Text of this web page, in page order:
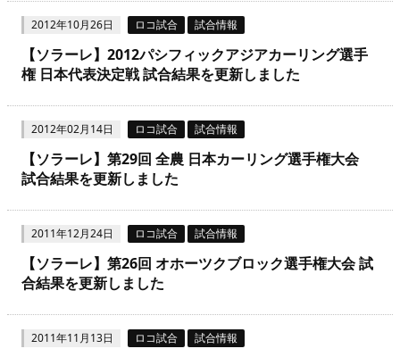
2012年10月26日 ロコ試合 試合情報
【ソラーレ】2012パシフィックアジアカーリング選手
権 日本代表決定戦 試合結果を更新しました
2012年02月14日 ロコ試合 試合情報
【ソラーレ】第29回 全農 日本カーリング選手権大会
試合結果を更新しました
2011年12月24日 ロコ試合 試合情報
【ソラーレ】第26回 オホーツクブロック選手権大会 試
合結果を更新しました
2011年11月13日 ロコ試合 試合情報